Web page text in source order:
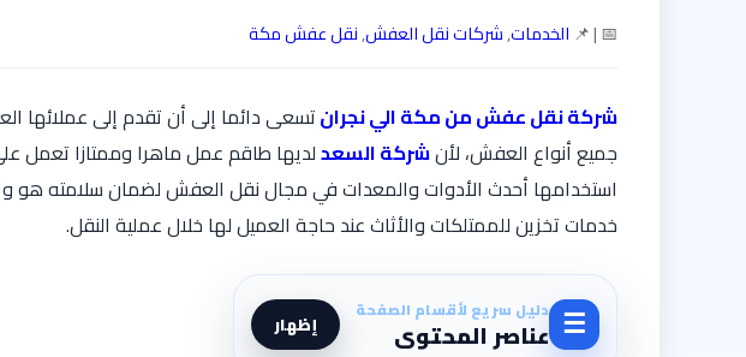
📅 | 📌 الخدمات,شركات نقل العفش,نقل عفش مكة
شركة نقل عفش من مكة الي نجرانتسعى دائما إلى أن تقدم إلى عملائها
جميع أنواع العفش، لأنشركة السعدلديها طاقم عمل ماهرا وممتازا تعمل
استخدامها أحدث الأدوات والمعدات في مجال نقل العفش لضمان سلامته هو
خدمات تخزين للممتلكات والأثاث عند حاجة العميل لها خلال عملية النقل.
☰ دليل سريع لأقسام الصفحة
عناصر المحتوى إظهار